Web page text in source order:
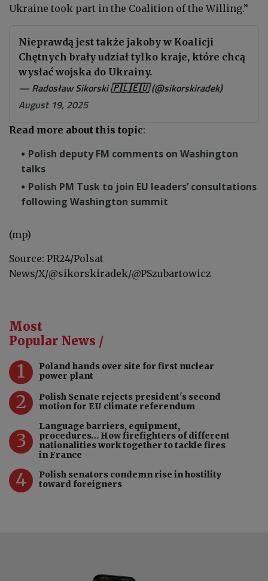
Ukraine took part in the Coalition of the Willing.”
Nieprawdą jest także jakoby w Koalicji
Chętnych brały udział tylko kraje, które chcą
wysłać wojska do Ukrainy.
— Radosław Sikorski 🇵🇱🇪🇺 (@sikorskiradek)
August 19, 2025
Read more about this topic:
Polish deputy FM comments on Washington
talks
Polish PM Tusk to join EU leaders’ consultations
following Washington summit
(mp)
Source: PR24/Polsat
News/X/@sikorskiradek/@PSzubartowicz
Most
Popular News /
1
Poland hands over site for first nuclear
power plant
2
Polish Senate rejects president's second
motion for EU climate referendum
3
Language barriers, equipment,
procedures… How firefighters of different
nationalities work together to tackle fires
in France
4
Polish senators condemn rise in hostility
toward foreigners